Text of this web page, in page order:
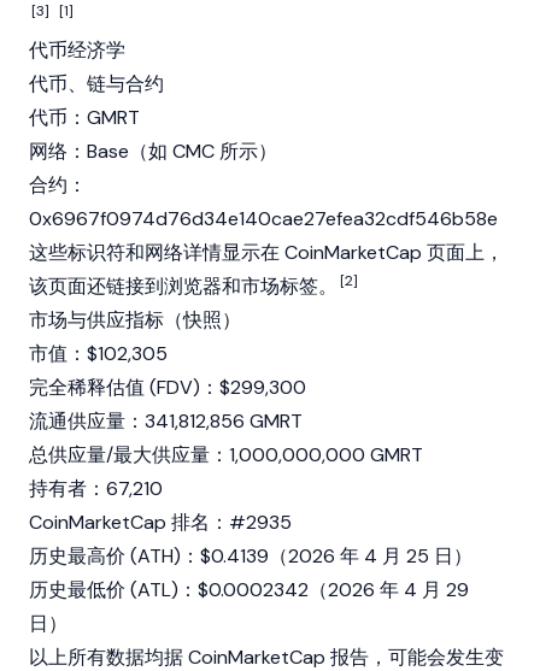
[3] [1]
代币经济学
代币、链与合约
代币：GMRT
网络： Base （如 CMC 所示）
合约：
0x6967f0974d76d34e140cae27efea32cdf546b58e
这些标识符和网络详情显示在 CoinMarketCap 页面上，
该页面还链接到浏览器和市场标签。
[2]
市场与供应指标（快照）
市值：$102,305
完全稀释估值 (FDV)：$299,300
流通供应量：341,812,856 GMRT
总供应量/最大供应量：1,000,000,000 GMRT
持有者：67,210
CoinMarketCap 排名：#2935
历史最高价 (ATH)：$0.4139（2026 年 4 月 25 日）
历史最低价 (ATL)：$0.0002342（2026 年 4 月 29
日）
以上所有数据均据CoinMarketCap 报告，可能会发生变